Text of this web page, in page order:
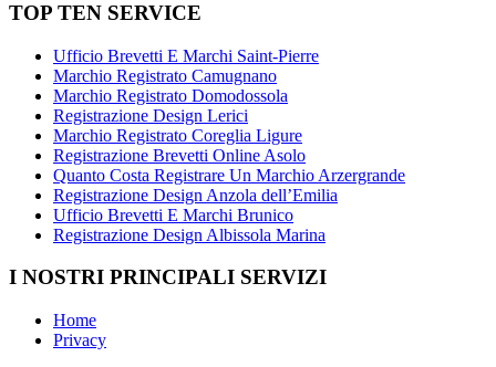
TOP TEN SERVICE
Ufficio Brevetti E Marchi Saint-Pierre
Marchio Registrato Camugnano
Marchio Registrato Domodossola
Registrazione Design Lerici
Marchio Registrato Coreglia Ligure
Registrazione Brevetti Online Asolo
Quanto Costa Registrare Un Marchio Arzergrande
Registrazione Design Anzola dell’Emilia
Ufficio Brevetti E Marchi Brunico
Registrazione Design Albissola Marina
I NOSTRI PRINCIPALI SERVIZI
Home
Privacy